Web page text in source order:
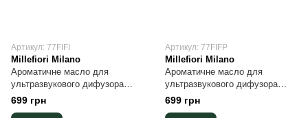
Артикул: 77FIFI
Millefiori Milano
Ароматичне масло для
ультразвукового дифузора
Fiori Chiari Millefiori Milano, 15
699 грн
Артикул: 77FIFP
Millefiori Milano
Ароматичне масло для
ультразвукового дифузора
Fresia E Pera Millefiori Milano,
699 грн